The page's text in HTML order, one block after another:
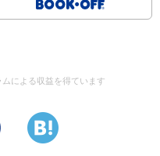
による収益を得ています